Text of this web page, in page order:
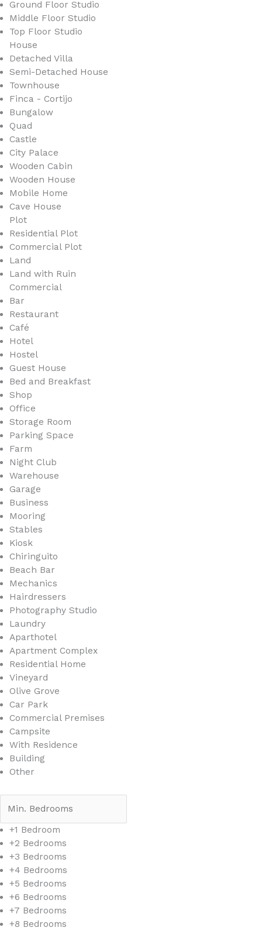
Ground Floor Studio
Middle Floor Studio
Top Floor Studio
House
Detached Villa
Semi-Detached House
Townhouse
Finca - Cortijo
Bungalow
Quad
Castle
City Palace
Wooden Cabin
Wooden House
Mobile Home
Cave House
Plot
Residential Plot
Commercial Plot
Land
Land with Ruin
Commercial
Bar
Restaurant
Café
Hotel
Hostel
Guest House
Bed and Breakfast
Shop
Office
Storage Room
Parking Space
Farm
Night Club
Warehouse
Garage
Business
Mooring
Stables
Kiosk
Chiringuito
Beach Bar
Mechanics
Hairdressers
Photography Studio
Laundry
Aparthotel
Apartment Complex
Residential Home
Vineyard
Olive Grove
Car Park
Commercial Premises
Campsite
With Residence
Building
Other
+1 Bedroom
+2 Bedrooms
+3 Bedrooms
+4 Bedrooms
+5 Bedrooms
+6 Bedrooms
+7 Bedrooms
+8 Bedrooms